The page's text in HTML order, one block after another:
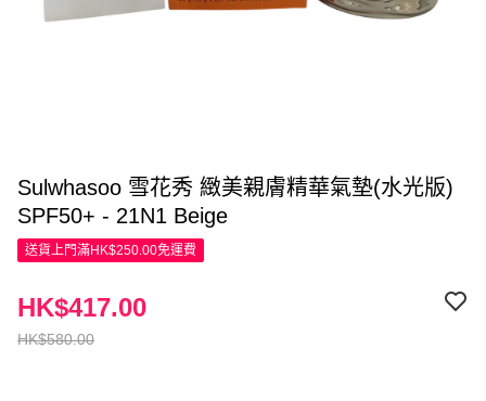
Sulwhasoo 雪花秀 緻美親膚精華氣墊(水光版)
SPF50+ - 21N1 Beige
送貨上門滿HK$250.00免運費
HK$580.00
HK$417.00